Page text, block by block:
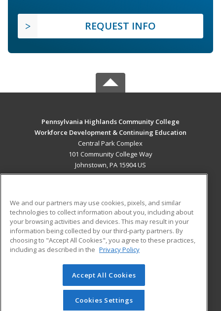
REQUEST INFO
Pennsylvania Highlands Community College
Workforce Development & Continuing Education
Central Park Complex
101 Community College Way
Johnstown, PA 15904 US
ADDITIONAL RESOURCES
Military
Financial Assistance
Help
Student Blog
© 2026 ed2go, a division of Cengage Learning. All rights
reserved. The material on this site cannot be reproduced or
redistributed unless you have obtained prior written
We and our partners may use cookies, pixels, and similar
technologies to collect information about you, including about
your browsing activities and devices. This may result in your
information being collected by our third-party partners. By
choosing to "Accept All Cookies", you agree to these practices,
including as described in the Privacy Policy
Accept All Cookies
Cookies Settings